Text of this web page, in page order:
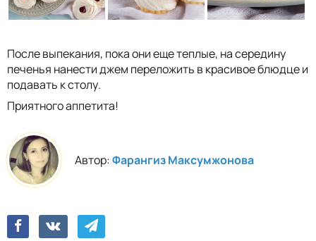
После выпекания, пока они еще теплые, на середину
печенья нанести джем переложить в красивое блюдце и
подавать к столу.
Приятного аппетита!
Автор:Фарангиз Максумжонова